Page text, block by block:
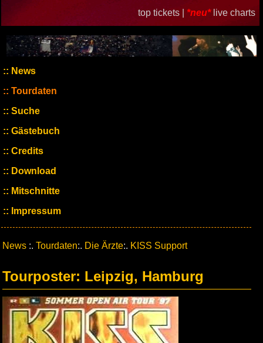
top tickets | *neu* live charts
News
Tourdaten
Suche
Gästebuch
Credits
Download
Mitschnitte
Impressum
News :. Tourdaten:. Die Ärzte:. KISS Support
Tourposter: Leipzig, Hamburg